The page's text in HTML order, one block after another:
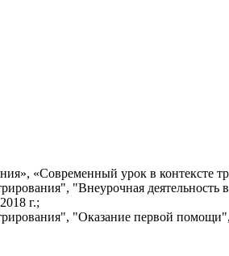
«Современный урок в контексте
"Внеурочная деятельность
г.;
"Оказание первой помощи",